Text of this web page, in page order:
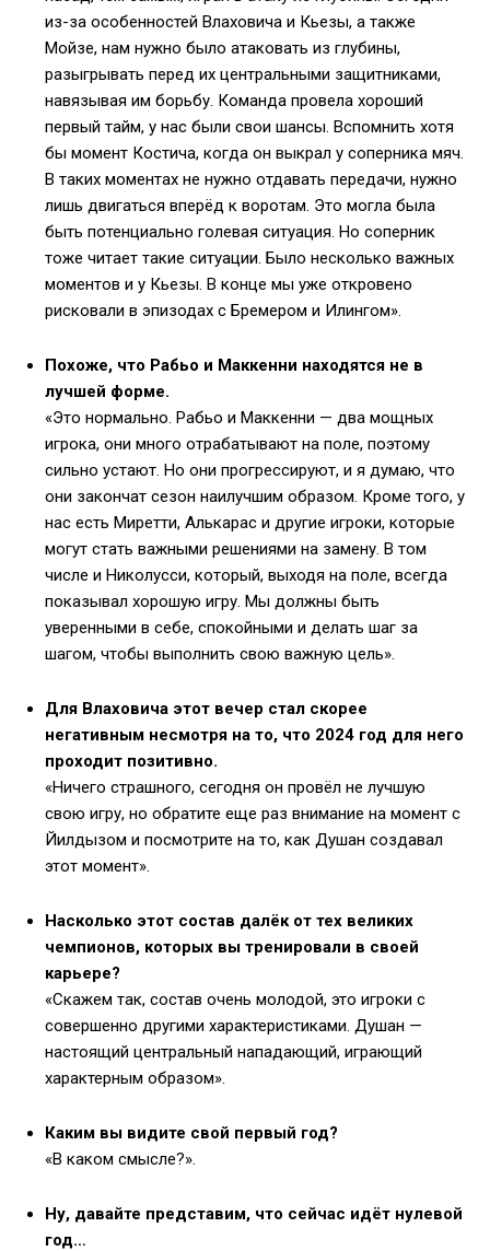
из-за особенностей Влаховича и Кьезы, а также
Мойзе, нам нужно было атаковать из глубины,
разыгрывать перед их центральными защитниками,
навязывая им борьбу. Команда провела хороший
первый тайм, у нас были свои шансы. Вспомнить хотя
бы момент Костича, когда он выкрал у соперника мяч.
В таких моментах не нужно отдавать передачи, нужно
лишь двигаться вперёд к воротам. Это могла была
быть потенциально голевая ситуация. Но соперник
тоже читает такие ситуации. Было несколько важных
моментов и у Кьезы. В конце мы уже откровено
рисковали в эпизодах с Бремером и Илингом».
Похоже, что Рабьо и Маккенни находятся не в
лучшей форме.
«Это нормально. Рабьо и Маккенни — два мощных
игрока, они много отрабатывают на поле, поэтому
сильно устают. Но они прогрессируют, и я думаю, что
они закончат сезон наилучшим образом. Кроме того, у
нас есть Миретти, Алькарас и другие игроки, которые
могут стать важными решениями на замену. В том
числе и Николусси, который, выходя на поле, всегда
показывал хорошую игру. Мы должны быть
уверенными в себе, спокойными и делать шаг за
шагом, чтобы выполнить свою важную цель».
Для Влаховича этот вечер стал скорее
негативным несмотря на то, что 2024 год для него
проходит позитивно.
«Ничего страшного, сегодня он провёл не лучшую
свою игру, но обратите еще раз внимание на момент с
Йилдызом и посмотрите на то, как Душан создавал
этот момент».
Насколько этот состав далёк от тех великих
чемпионов, которых вы тренировали в своей
карьере?
«Скажем так, состав очень молодой, это игроки с
совершенно другими характеристиками. Душан —
настоящий центральный нападающий, играющий
характерным образом».
Каким вы видите свой первый год?
«В каком смысле?».
Ну, давайте представим, что сейчас идёт нулевой
год…